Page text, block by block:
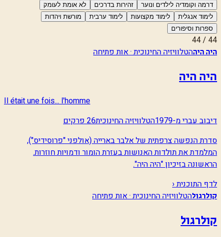
דרמה וקומדיה לילדים ונוער
זהירות בדרכים
לא אומת לעומק
לימוד אנגלית
לימוד מקצועות לימוד ערבית
מורשת ויהדות
ספרות וסיפורים
44
/
44
היה היההטלוויזיה החינוכית · אות פתיחה
היה היה
Il était une fois... l'homme
דיבוב עברי מ-1979
הטלוויזיה החינוכית26 פרקים
סדרת הנפשה צרפתית של אלבר בארייה (אולפני "פרוסידיס"),
המלמדת את תולדות האנושות בעזרת הומור ודמויות חוזרות.
הראשונה בזיכיון "היה היה".
לדף התוכנית ‹
קולרגולהטלוויזיה החינוכית · אות פתיחה
קולרגול